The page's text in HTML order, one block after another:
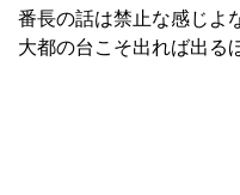
番長の話は禁止な感じよ
大都の台こそ出れば出る